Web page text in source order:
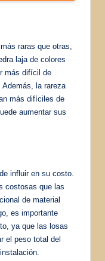
raras que otras,
laja de colores
más difícil de
la rareza
más difíciles de
aumentar sus
influir en su costo.
costosas que las
de material
es importante
ya que las losas
el peso total del